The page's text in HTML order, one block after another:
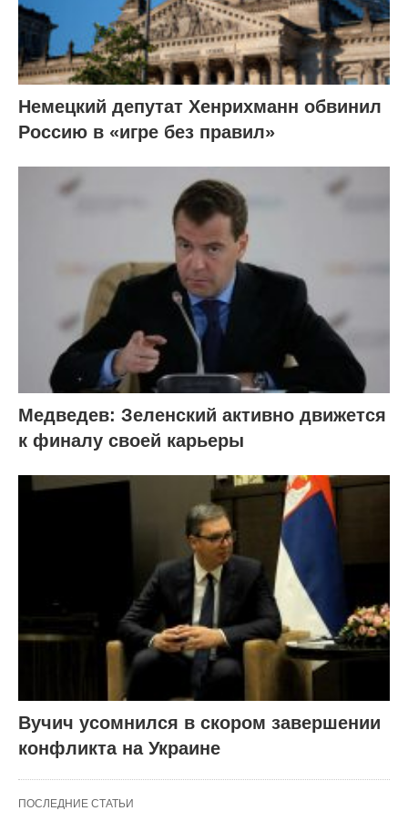
Немецкий депутат Хенрихманн обвинил
Россию в «игре без правил»
Медведев: Зеленский активно движется
к финалу своей карьеры
Вучич усомнился в скором завершении
конфликта на Украине
ПОСЛЕДНИЕ СТАТЬИ